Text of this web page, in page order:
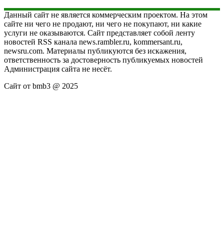
Данный сайт не является коммерческим проектом. На этом
сайте ни чего не продают, ни чего не покупают, ни какие
услуги не оказываются. Сайт представляет собой ленту
новостей RSS канала news.rambler.ru, kommersant.ru,
newsru.com. Материалы публикуются без искажения,
ответственность за достоверность публикуемых новостей
Администрация сайта не несёт.
Сайт от bmb3 @ 2025